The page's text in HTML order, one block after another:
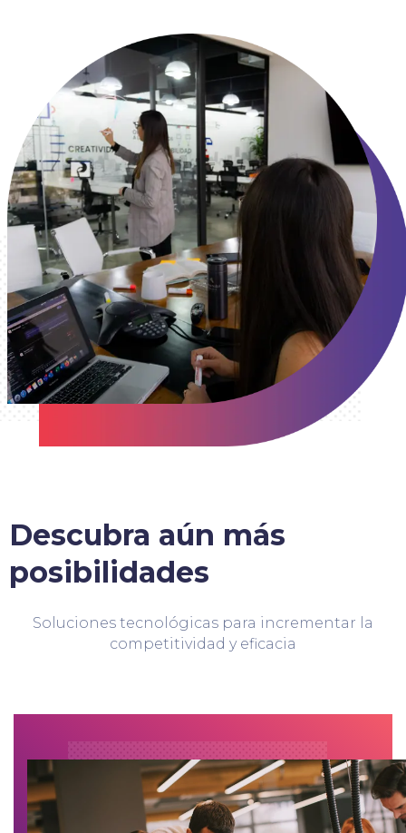
Descubra aún más
posibilidades
Soluciones tecnológicas para incrementar la
competitividad y eficacia